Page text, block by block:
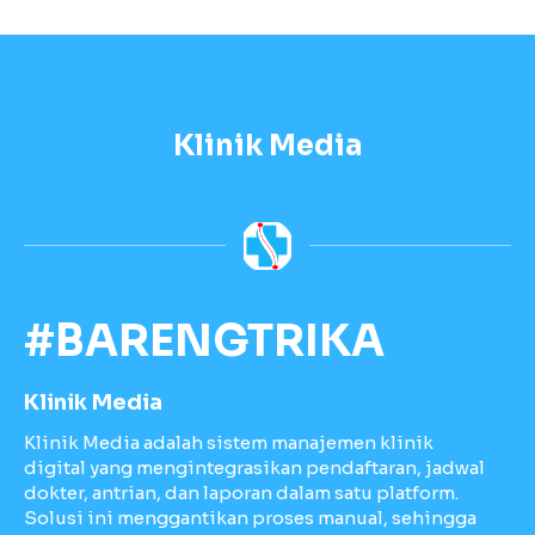
Klinik Media
#BARENGTRIKA
Klinik Media
Klinik Media adalah sistem manajemen klinik
digital yang mengintegrasikan pendaftaran, jadwal
dokter, antrian, dan laporan dalam satu platform.
Solusi ini menggantikan proses manual, sehingga